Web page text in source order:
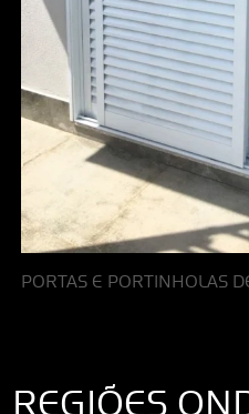
PORTAS E PORTINHOLAS